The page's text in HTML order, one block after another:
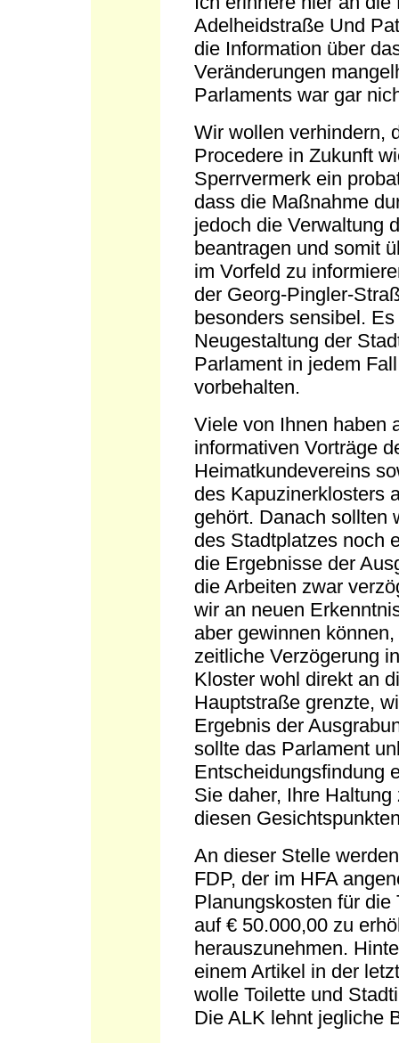
Adelheidstraße Und
die Information über
Veränderungen
Parlaments war gar
Wir wollen verhindern,
Procedere in Zukunft
Sperrvermerk ein
dass die Maßnahme
jedoch die Verwaltung
beantragen und somit
im Vorfeld zu
der Georg-Pingler-
besonders sensibel.
Neugestaltung der
Parlament in jedem
vorbehalten.
Viele von Ihnen haben
informativen Vorträge
Heimatkundevereins
des Kapuzinerklosters
gehört. Danach sollten
des Stadtplatzes noch
die Ergebnisse der
die Arbeiten zwar
wir an neuen
aber gewinnen
zeitliche Verzögerung
Kloster wohl direkt an
Hauptstraße grenzte,
Ergebnis der
sollte das Parlament
Entscheidungsfindung
Sie daher, Ihre
diesen
An dieser Stelle
FDP, der im HFA
Planungskosten für die
auf € 50.000,00 zu
herauszunehmen.
einem Artikel in der
wolle Toilette und
Die ALK lehnt jegliche